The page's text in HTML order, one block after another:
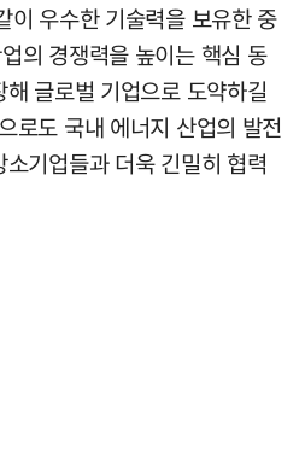
이 우수한 기술력을 보유한 중
의 경쟁력을 높이는 핵심 동
글로벌 기업으로 도약하길
로도 국내 에너지 산업의 발전
기업들과 더욱 긴밀히 협력